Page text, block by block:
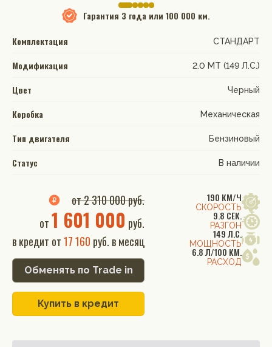
Гарантия 3 года или 100 000 км.
Комплектация
СТАНДАРТ
Модификация 2.0 MT (149 Л.С.)
Цвет Черный
Коробка Механическая
Тип двигателя Бензиновый
Статус В наличии
190 КМ/Ч
СКОРОСТЬ
9.8 СЕК.
РАЗГОН
149 Л.С.
МОЩНОСТЬ
6.8 Л/100 КМ.
РАСХОД
от 2 310 000 руб.
от1 601 000 руб.
в кредит от17 160 руб. в месяц
Обменять по Trade in
Купить в кредит